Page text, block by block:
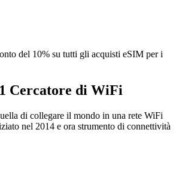
del 10% su tutti gli acquisti eSIM per i
Cercatore di WiFi
di collegare il mondo in una rete WiFi
nel 2014 e ora strumento di connettività